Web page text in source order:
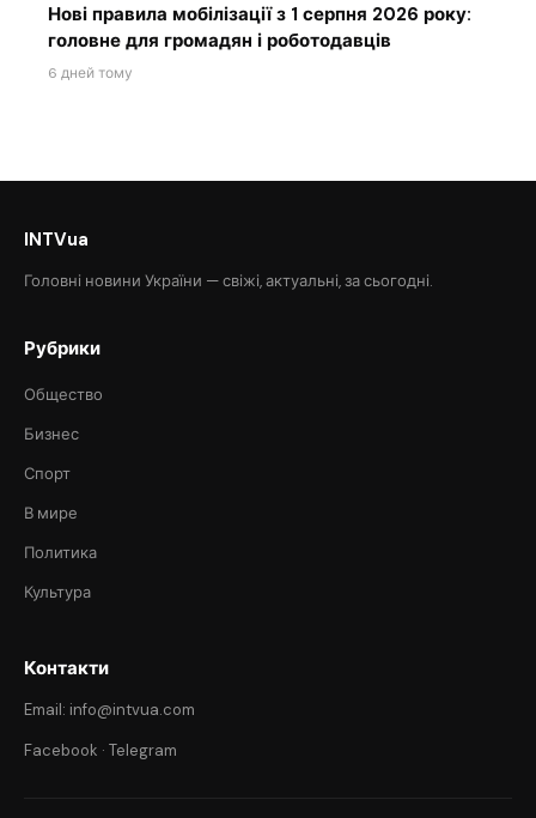
Нові правила мобілізації з 1 серпня 2026 року:
головне для громадян і роботодавців
6 дней тому
INTVua
Головні новини України — свіжі, актуальні, за сьогодні.
Рубрики
Общество
Бизнес
Спорт
В мире
Политика
Культура
Контакти
Email: info@intvua.com
Facebook · Telegram